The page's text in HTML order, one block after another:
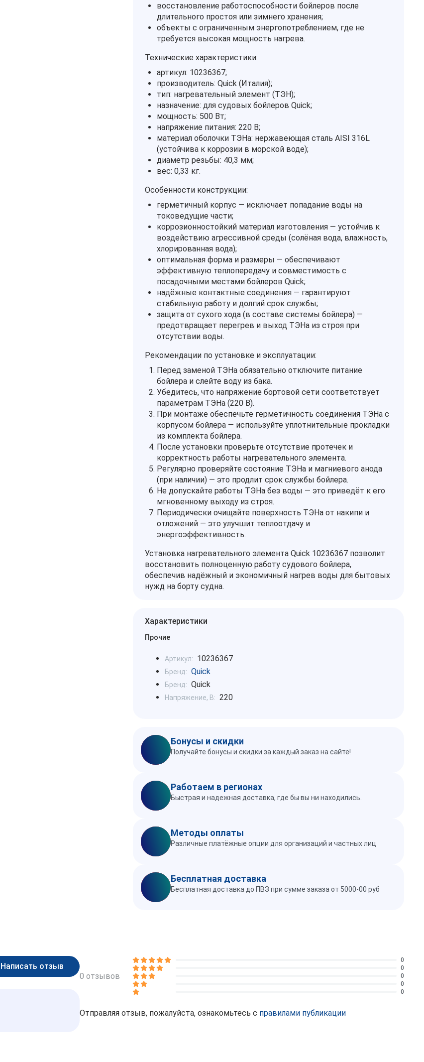
восстановление работоспособности бойлеров после
длительного простоя или зимнего хранения;
объекты с ограниченным энергопотреблением, где не
требуется высокая мощность нагрева.
Технические характеристики:
артикул: 10236367;
производитель: Quick (Италия);
тип: нагревательный элемент (ТЭН);
назначение: для судовых бойлеров Quick;
мощность: 500 Вт;
напряжение питания: 220 В;
материал оболочки ТЭНа: нержавеющая сталь AISI 316L
(устойчива к коррозии в морской воде);
диаметр резьбы: 40,3 мм;
вес: 0,33 кг.
Особенности конструкции:
герметичный корпус — исключает попадание воды на
токоведущие части;
коррозионностойкий материал изготовления — устойчив к
воздействию агрессивной среды (солёная вода, влажность,
хлорированная вода);
оптимальная форма и размеры — обеспечивают
эффективную теплопередачу и совместимость с
посадочными местами бойлеров Quick;
надёжные контактные соединения — гарантируют
стабильную работу и долгий срок службы;
защита от сухого хода (в составе системы бойлера) —
предотвращает перегрев и выход ТЭНа из строя при
отсутствии воды.
Рекомендации по установке и эксплуатации:
Перед заменой ТЭНа обязательно отключите питание
бойлера и слейте воду из бака.
Убедитесь, что напряжение бортовой сети соответствует
параметрам ТЭНа (220 В).
При монтаже обеспечьте герметичность соединения ТЭНа с
корпусом бойлера — используйте уплотнительные прокладки
из комплекта бойлера.
После установки проверьте отсутствие протечек и
корректность работы нагревательного элемента.
Регулярно проверяйте состояние ТЭНа и магниевого анода
(при наличии) — это продлит срок службы бойлера.
Не допускайте работы ТЭНа без воды — это приведёт к его
мгновенному выходу из строя.
Периодически очищайте поверхность ТЭНа от накипи и
отложений — это улучшит теплоотдачу и
энергоэффективность.
Установка нагревательного элемента Quick 10236367 позволит
восстановить полноценную работу судового бойлера,
обеспечив надёжный и экономичный нагрев воды для бытовых
нужд на борту судна.
Характеристики
Прочие
Артикул: 10236367
Бренд: Quick
Бренд: Quick
Напряжение, В: 220
Бонусы и скидки
Получайте бонусы и скидки за каждый заказ на сайте!
Работаем в регионах
Быстрая и надежная доставка, где бы вы ни находились.
Методы оплаты
Различные платёжные опции для организаций и частных лиц
Бесплатная доставка
Бесплатная доставка до ПВЗ при сумме заказа от 5000-00 руб
0 отзывов
0
0
0
0
0
Отправляя отзыв, пожалуйста, ознакомьтесь с правилами публикации